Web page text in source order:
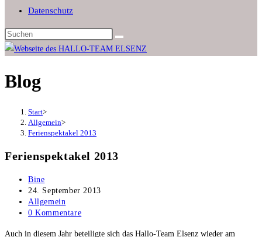
Datenschutz
Diese
Website
Blog
Start>
Allgemein>
Ferienspektakel 2013
Ferienspektakel 2013
Beitrags-
Autor:
Bine
Beitrag
veröffentlicht:
24. September 2013
Beitrags-
Kategorie:
Allgemein
Beitrags-
0 Kommentare
Auch in diesem Jahr beteiligte sich das Hallo-Team Elsenz wieder am